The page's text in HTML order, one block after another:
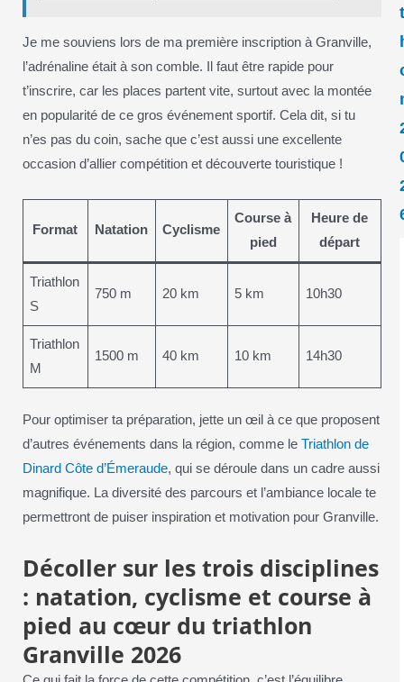
Je me souviens lors de ma première inscription à Granville,
l’adrénaline était à son comble. Il faut être rapide pour
t’inscrire, car les places partent vite, surtout avec la montée
en popularité de ce gros événement sportif. Cela dit, si tu
n’es pas du coin, sache que c’est aussi une excellente
occasion d’allier compétition et découverte touristique !
Format Natation Cyclisme
Course à
pied
Heure de
départ
Triathlon
S
750 m 20 km 5 km 10h30
Triathlon
M
1500 m 40 km 10 km 14h30
Pour optimiser ta préparation, jette un œil à ce que proposent
d’autres événements dans la région, comme le Triathlon de
Dinard Côte d’Émeraude, qui se déroule dans un cadre aussi
magnifique. La diversité des parcours et l’ambiance locale te
permettront de puiser inspiration et motivation pour Granville.
Décoller sur les trois disciplines
: natation, cyclisme et course à
pied au cœur du triathlon
Granville 2026